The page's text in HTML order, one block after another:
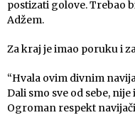
postizati golove. Trebao
Adžem.
Za kraj je imao poruku i
“Hvala ovim divnim
Dali smo sve od sebe,
Ogroman respekt